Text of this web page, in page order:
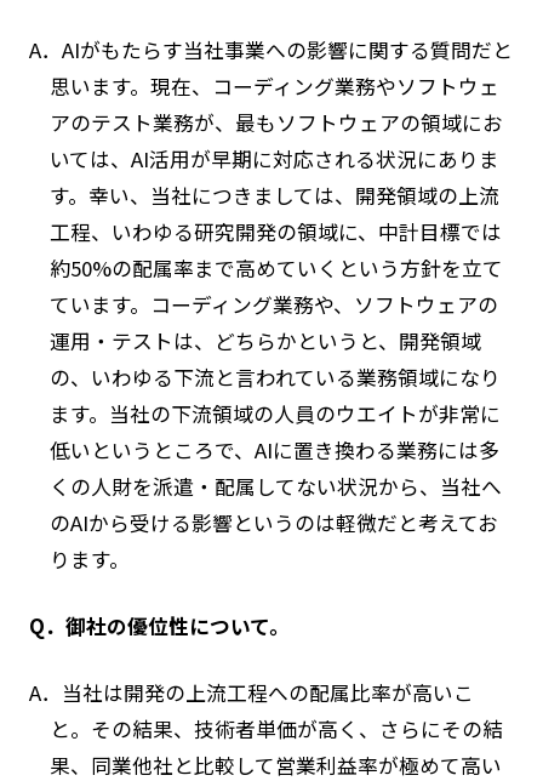
A．AIがもたらす当社事業への影響に関する質問だと
思います。現在、コーディング業務やソフトウェ
アのテスト業務が、最もソフトウェアの領域にお
いては、AI活用が早期に対応される状況にありま
す。幸い、当社につきましては、開発領域の上流
工程、いわゆる研究開発の領域に、中計目標では
約50%の配属率まで高めていくという方針を立て
ています。コーディング業務や、ソフトウェアの
運用・テストは、どちらかというと、開発領域
の、いわゆる下流と言われている業務領域になり
ます。当社の下流領域の人員のウエイトが非常に
低いというところで、AIに置き換わる業務には多
くの人財を派遣・配属してない状況から、当社へ
のAIから受ける影響というのは軽微だと考えてお
ります。
Q．御社の優位性について。
A．当社は開発の上流工程への配属比率が高いこ
と。その結果、技術者単価が高く、さらにその結
果、同業他社と比較して営業利益率が極めて高い